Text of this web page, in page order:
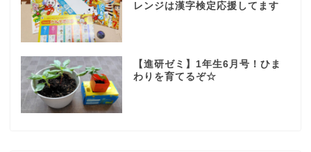
レンジは漢字検定応援してます
【進研ゼミ】1年生6月号！ひま
わりを育てるぞ☆